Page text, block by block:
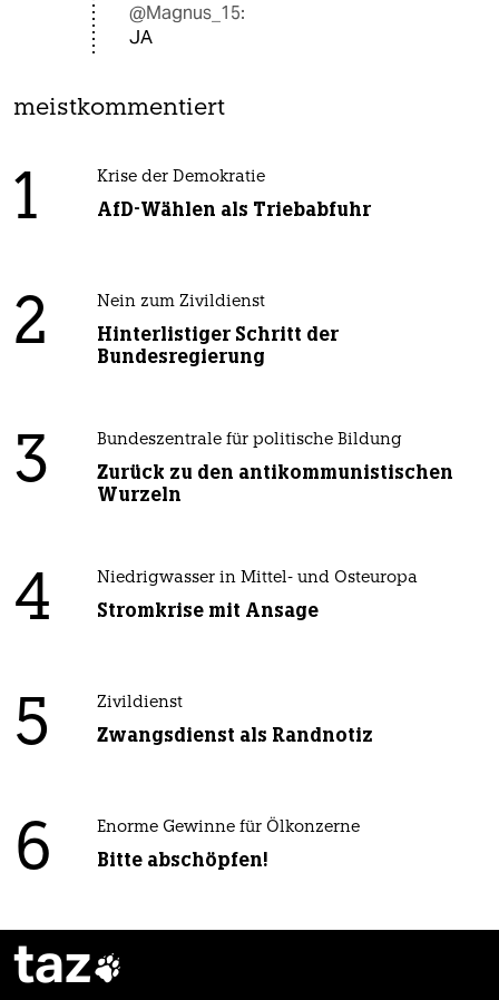
@Magnus_15:
JA
meistkommentiert
1 Krise der Demokratie
AfD-Wählen als Triebabfuhr
2 Nein zum Zivildienst
Hinterlistiger Schritt der
Bundesregierung
3 Bundeszentrale für politische Bildung
Zurück zu den antikommunistischen
Wurzeln
4 Niedrigwasser in Mittel- und Osteuropa
Stromkrise mit Ansage
5 Zivildienst
Zwangsdienst als Randnotiz
6 Enorme Gewinne für Ölkonzerne
Bitte abschöpfen!
taz